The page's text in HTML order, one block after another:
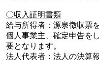
〇収入証明書類
給与所得者：源泉徴収票
個人事業主、確定申告を
要となります。
法人代表者：法人の決算